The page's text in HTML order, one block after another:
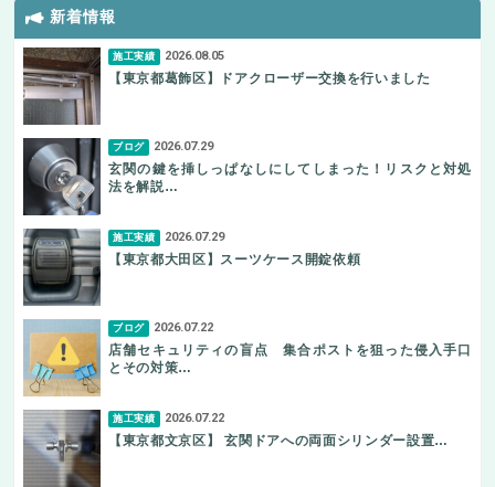
新着情報
施工実績 2026.08.05
【東京都葛飾区】ドアクローザー交換を行いました
ブログ 2026.07.29
玄関の鍵を挿しっぱなしにしてしまった！リスクと対処
法を解説…
施工実績 2026.07.29
【東京都大田区】スーツケース開錠依頼
ブログ 2026.07.22
店舗セキュリティの盲点 集合ポストを狙った侵入手口
とその対策…
施工実績 2026.07.22
【東京都文京区】 玄関ドアへの両面シリンダー設置…